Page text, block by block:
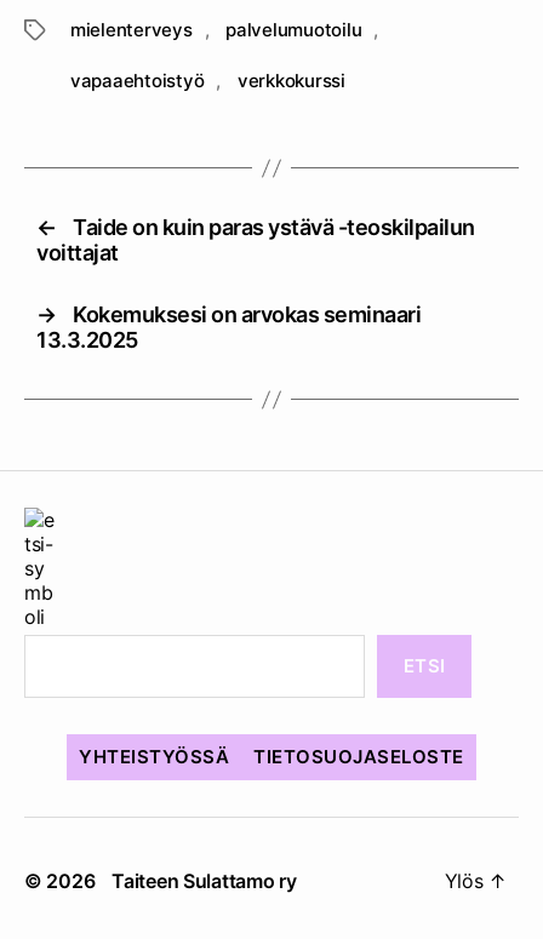
Avainsanatmielenterveys , palvelumuotoilu ,
vapaaehtoistyö , verkkokurssi
←
Taide on kuin paras ystävä -teoskilpailun
voittajat
→
Kokemuksesi on arvokas seminaari
13.3.2025
ETSI
YHTEISTYÖSSÄ TIETOSUOJASELOSTE
© 2026 Taiteen Sulattamo ry Ylös ↑